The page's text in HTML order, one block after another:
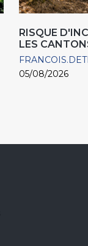
RISQUE
LES
05/08/2026